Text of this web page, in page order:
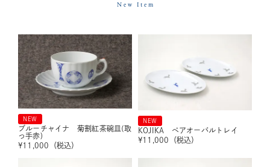
New Item
NEW
ブルーチャイナ 菊割紅茶碗皿(取
っ手赤)
¥11,000 （税込）
NEW
KOJIKA ペアオーバルトレイ
¥11,000 （税込）